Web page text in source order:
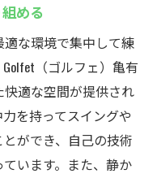
める
な環境で集中して練
（ゴルフェ）亀有
適な空間が提供され
を持ってスイングや
ができ、自己の技術
います。また、静か